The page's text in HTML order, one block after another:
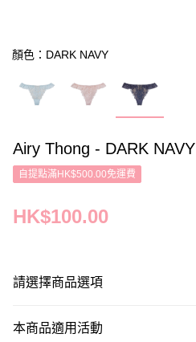
顏色：DARK NAVY
Airy Thong - DARK NAVY
自提點滿HK$500.00免運費
HK$100.00
請選擇商品選項
本商品適用活動